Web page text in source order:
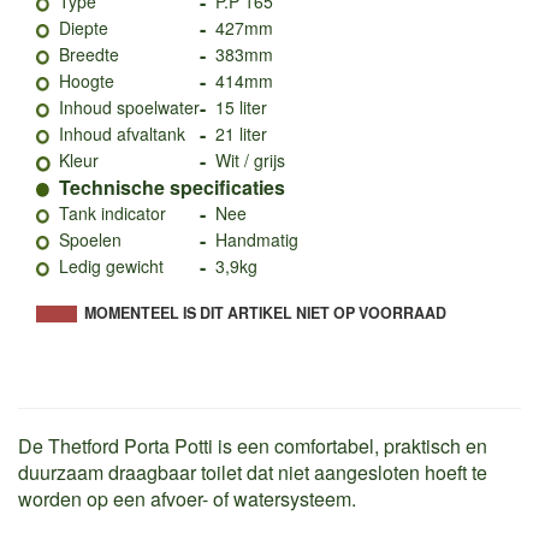
Diepte
- 427mm
Breedte
- 383mm
Hoogte
- 414mm
Inhoud spoelwater- 15 liter
Inhoud afvaltank - 21 liter
Kleur
- Wit / grijs
Technische specificaties
Tank indicator - Nee
Spoelen
- Handmatig
Ledig gewicht
- 3,9kg
MOMENTEEL IS DIT ARTIKEL NIET OP VOORRAAD
De Thetford Porta Potti is een comfortabel, praktisch en
duurzaam draagbaar toilet dat niet aangesloten hoeft te
worden op een afvoer- of watersysteem.